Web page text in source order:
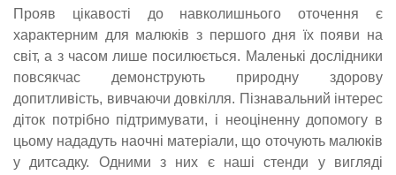
Прояв цікавості до навколишнього оточення є
характерним для малюків з першого дня їх появи на
світ, а з часом лише посилюється. Маленькі дослідники
повсякчас демонструють природну здорову
допитливість, вивчаючи довкілля. Пізнавальний інтерес
діток потрібно підтримувати, і неоціненну допомогу в
цьому нададуть наочні матеріали, що оточують малюків
у дитсадку. Одними з них є наші стенди у вигляді